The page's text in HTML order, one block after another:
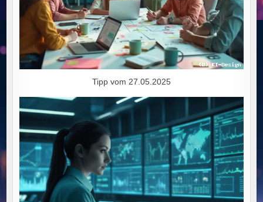
Tipp vom 27.05.2025